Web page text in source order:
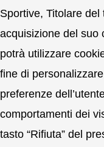
Sportive, Titolare
acquisizione del suo
potrà utilizzare
fine di
preferenze
comportamenti dei
tasto “Rifiuta” del